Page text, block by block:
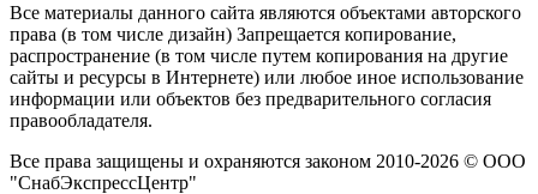
Все материалы данного сайта являются объектами авторского
права (в том числе дизайн) Запрещается копирование,
распространение (в том числе путем копирования на другие
сайты и ресурсы в Интернете) или любое иное использование
информации или объектов без предварительного согласия
правообладателя.
Все права защищены и охраняются законом 2010-2026 © ООО
"СнабЭкспрессЦентр"